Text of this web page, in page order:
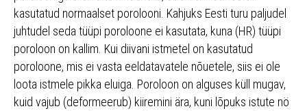
kasutatud normaalset porolooni. Kahjuks Eesti turu paljudel
juhtudel seda tüüpi poroloone ei kasutata, kuna (HR) tüüpi
poroloon on kallim. Kui diivani istmetel on kasutatud
poroloone, mis ei vasta eeldatavatele nõuetele, siis ei ole
loota istmele pikka eluiga. Poroloon on alguses küll mugav,
kuid vajub (deformeerub) kiiremini ära, kuni lõpuks istute nö